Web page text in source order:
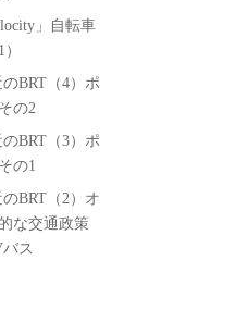
」自転車
BRT（4）ポ
の2
BRT（3）ポ
の1
BRT（2）オ
な交通政策
ス